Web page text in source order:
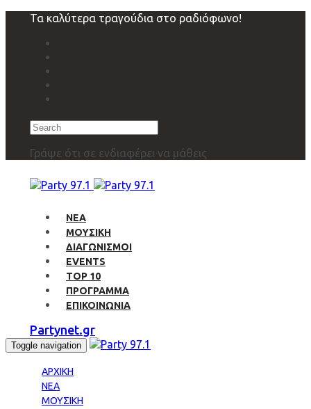
navigation
Τα καλύτερα τραγούδια στο ραδιόφωνο!
Search
Γράψε ότι σε ενδιαφέρει να μάθεις
ΝΕΑ
ΜΟΥΣΙΚΗ
ΔΙΑΓΩΝΙΣΜΟΙ
EVENTS
TOP 10
ΠΡΟΓΡΑΜΜΑ
ΕΠΙΚΟΙΝΩΝΙΑ
Partynet.gr
Toggle navigation
ΑΡΧΙΚΗ
ΝΕΑ
ΜΟΥΣΙΚΗ